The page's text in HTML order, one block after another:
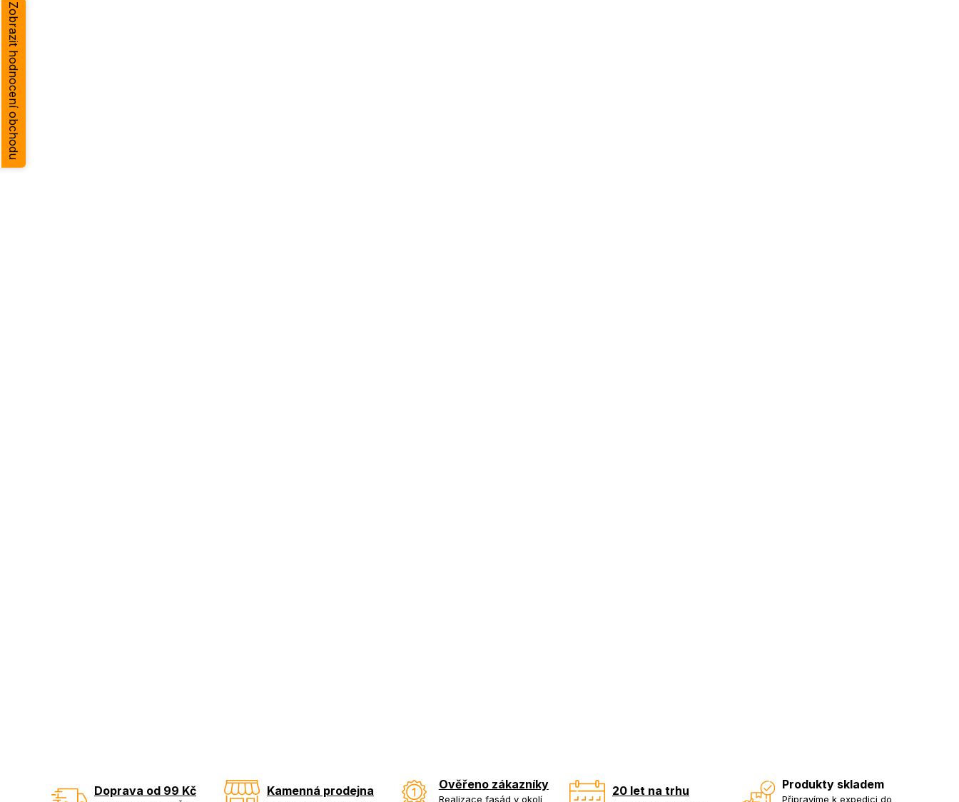
Doprava od 99 Kč Kamenná prodejna Ověřeno zákazníky
Realizace fasád v okolí
20 let na trhu Produkty skladem
Připravíme k expedici do
Zobrazit hodnocení obchodu